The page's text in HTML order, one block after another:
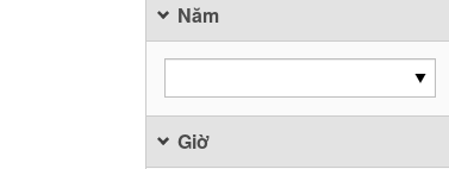
Năm
Giờ